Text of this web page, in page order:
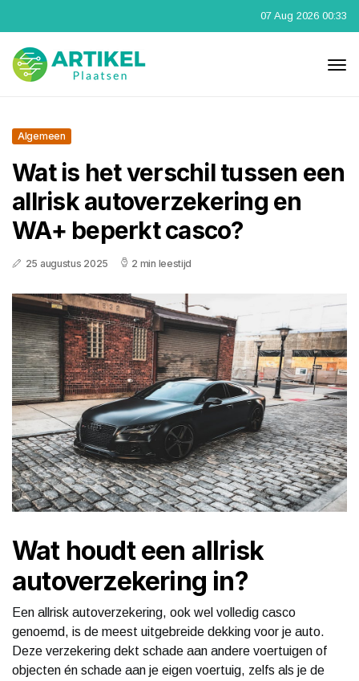
07 Aug 2026 00:33
Algemeen
Wat is het verschil tussen een
allrisk autoverzekering en
WA+ beperkt casco?
25 augustus 2025 2 min leestijd
Wat houdt een allrisk
autoverzekering in?
Een allrisk autoverzekering, ook wel volledig casco
genoemd, is de meest uitgebreide dekking voor je auto.
Deze verzekering dekt schade aan andere voertuigen of
objecten én schade aan je eigen voertuig, zelfs als je de